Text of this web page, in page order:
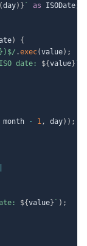
(day) } ` as ISODate;
)
{
/ .exec(value) ;
date: ${value}
month - 1, day) ) ;
${value} ` ) ;